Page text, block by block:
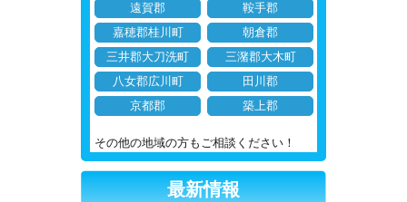
遠賀郡
鞍手郡
嘉穂郡桂川町
朝倉郡
三井郡大刀洗町
三潴郡大木町
八女郡広川町
田川郡
京都郡
築上郡
その他の地域の方もご相談ください！
最新情報